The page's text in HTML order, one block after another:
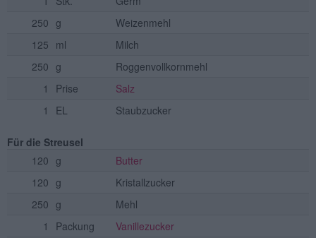
250 g
Weizenmehl
125 ml
Milch
250 g
Roggenvollkornmehl
1
Prise
Salz
1
EL Staubzucker
Für die Streusel
120 g
Butter
120 g
Kristallzucker
250 g
Mehl
1
Packung
Vanillezucker